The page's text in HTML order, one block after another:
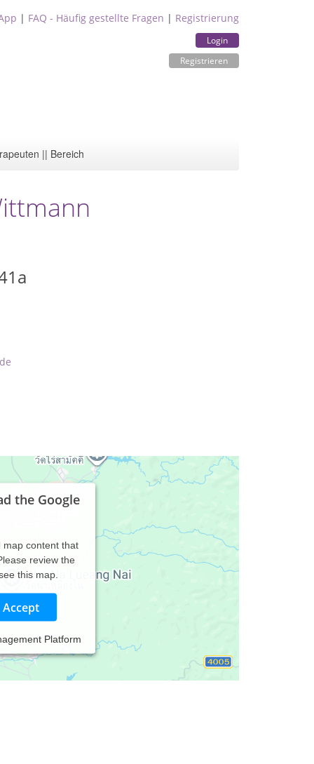
| FAQ - Häufig gestellte Fragen | Registrierung
Login
Registrieren
|| Bereich
the Google
map content that
review the
this map.
Accept
Platform
für Pferde und Hunde, als auch
Mein Ziel ist die ganzheitliche
allen Ebenen.